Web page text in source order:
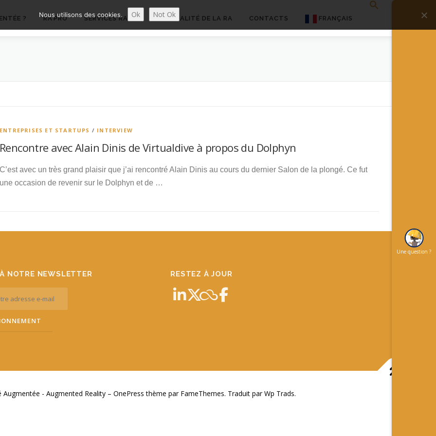
? RA’PRO SERVICES RA’PRO ACTUALITÉ DE LA RA CONTACTS FRANÇAIS
ENTREPRISES ET STARTUPS / INTERVIEW
Rencontre avec Alain Dinis de Virtualdive à propos du Dolphyn
C’est avec un très grand plaisir que j’ai rencontré Alain Dinis au cours du dernier Salon de la plongé. Ce fut
une occasion de revenir sur le Dolphyn et de …
NOTRE NEWSLETTER RESTEZ À JOUR
- Augmented Reality – OnePress thème par FameThemes. Traduit par Wp Trads.
Une question ?
Nous utilisons des cookies. Ok Not Ok